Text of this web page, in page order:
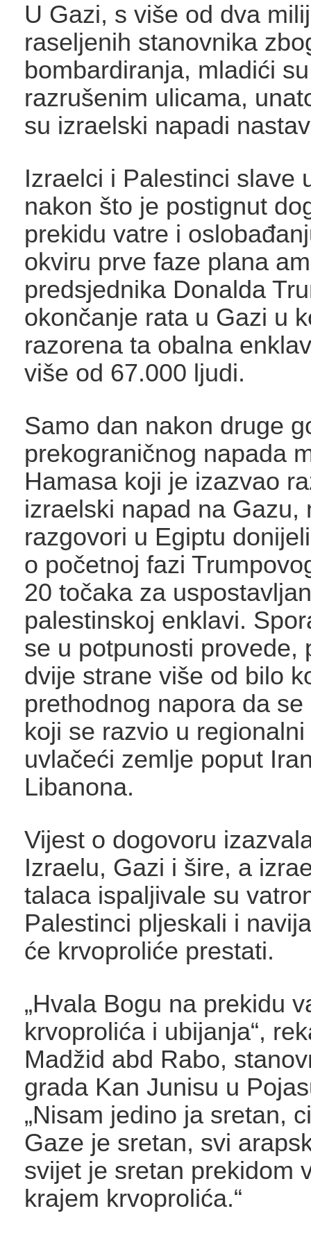
U Gazi, s više od dva
raseljenih stanovnika
bombardiranja, mladići
razrušenim ulicama,
su izraelski napadi
Izraelci i Palestinci slave
nakon što je postignut
prekidu vatre i
okviru prve faze plana
predsjednika Donalda
okončanje rata u Gazi u
razorena ta obalna
više od 67.000 ljudi.
Samo dan nakon druge
prekograničnog napada
Hamasa koji je izazvao
izraelski napad na Gazu,
razgovori u Egiptu
o početnoj fazi
20 točaka za
palestinskoj enklavi.
se u potpunosti provede,
dvije strane više od bilo
prethodnog napora da
koji se razvio u
uvlačeći zemlje poput
Libanona.
Vijest o dogovoru
Izraelu, Gazi i šire, a
talaca ispaljivale su
Palestinci pljeskali i
će krvoproliće prestati.
„Hvala Bogu na prekidu
krvoprolića i ubijanja“,
Madžid abd Rabo,
grada Kan Junisu u
„Nisam jedino ja sretan,
Gaze je sretan, svi
svijet je sretan prekidom
krajem krvoprolića.“